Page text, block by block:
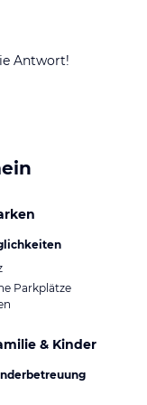
Antwort!
Parkplätze
& Kinder